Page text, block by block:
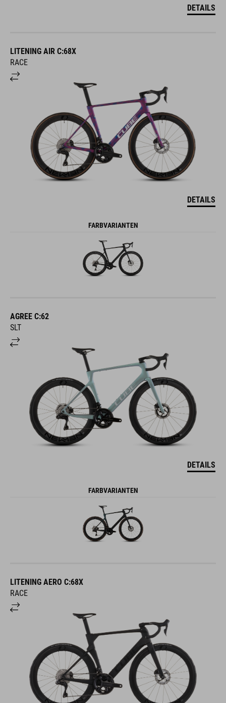
DETAILS
LITENING AIR C:68X
RACE
DETAILS
FARBVARIANTEN
AGREE C:62
SLT
DETAILS
FARBVARIANTEN
LITENING AERO C:68X
RACE